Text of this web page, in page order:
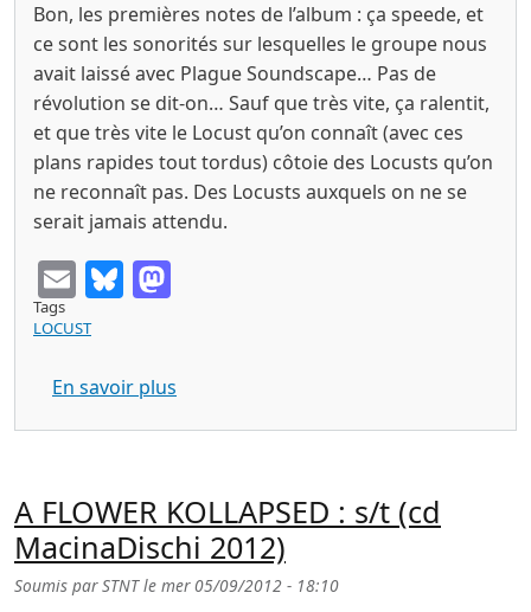
Bon, les premières notes de l’album : ça speede, et
ce sont les sonorités sur lesquelles le groupe nous
avait laissé avec Plague Soundscape… Pas de
révolution se dit-on… Sauf que très vite, ça ralentit,
et que très vite le Locust qu’on connaît (avec ces
plans rapides tout tordus) côtoie des Locusts qu’on
ne reconnaît pas. Des Locusts auxquels on ne se
serait jamais attendu.
EmailBluesky
Tags
LOCUST
En savoir plus
A FLOWER KOLLAPSED : s/t (cd
MacinaDischi 2012)
Soumis parSTNTle mer 05/09/2012 - 18:10